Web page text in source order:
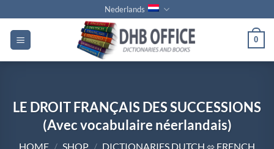
naar
inhoud
Nederlands
0
LE DROIT FRANÇAIS DES SUCCESSIONS
(Avec vocabulaire néerlandais)
HOME / SHOP / DICTIONARIES DUTCH ⬄ FRENCH